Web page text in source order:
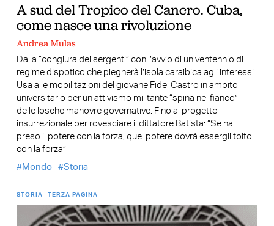
A sud del Tropico del Cancro. Cuba,
come nasce una rivoluzione
Andrea Mulas
Dalla “congiura dei sergenti” con l’avvio di un ventennio di
regime dispotico che piegherà l’isola caraibica agli interessi
Usa alle mobilitazioni del giovane Fidel Castro in ambito
universitario per un attivismo militante “spina nel fianco”
delle losche manovre governative. Fino al progetto
insurrezionale per rovesciare il dittatore Batista: “Se ha
preso il potere con la forza, quel potere dovrà essergli tolto
con la forza”
Mondo
Storia
STORIA TERZA PAGINA